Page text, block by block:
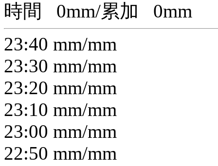
時間
0mm/累加 0mm
23:40 mm/mm
23:30 mm/mm
23:20 mm/mm
23:10 mm/mm
23:00 mm/mm
22:50 mm/mm